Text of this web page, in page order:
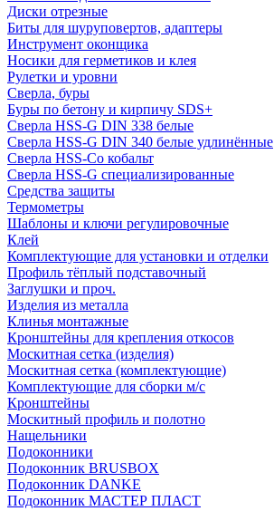
Диски отрезные
Биты для шуруповертов, адаптеры
Инструмент оконщика
Носики для герметиков и клея
Рулетки и уровни
Сверла, буры
Буры по бетону и кирпичу SDS+
Сверла HSS-G DIN 338 белые
Сверла HSS-G DIN 340 белые удлинённые
Сверла HSS-Co кобальт
Сверла HSS-G специализированные
Средства защиты
Термометры
Шаблоны и ключи регулировочные
Клей
Комплектующие для установки и отделки
Профиль тёплый подставочный
Заглушки и проч.
Изделия из металла
Клинья монтажные
Кронштейны для крепления откосов
Москитная сетка (изделия)
Москитная сетка (комплектующие)
Комплектующие для сборки м/с
Кронштейны
Москитный профиль и полотно
Нащельники
Подоконники
Подоконник BRUSBOX
Подоконник DANKE
Подоконник МАСТЕР ПЛАСТ